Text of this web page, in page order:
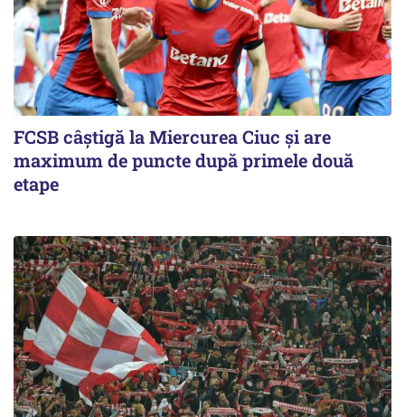
FCSB câştigă la Miercurea Ciuc şi are
maximum de puncte după primele două
etape